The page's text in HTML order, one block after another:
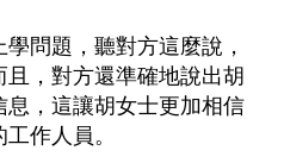
問題，聽對方這麼說，
，對方還準確地說出胡
，這讓胡女士更加相信
作人員。